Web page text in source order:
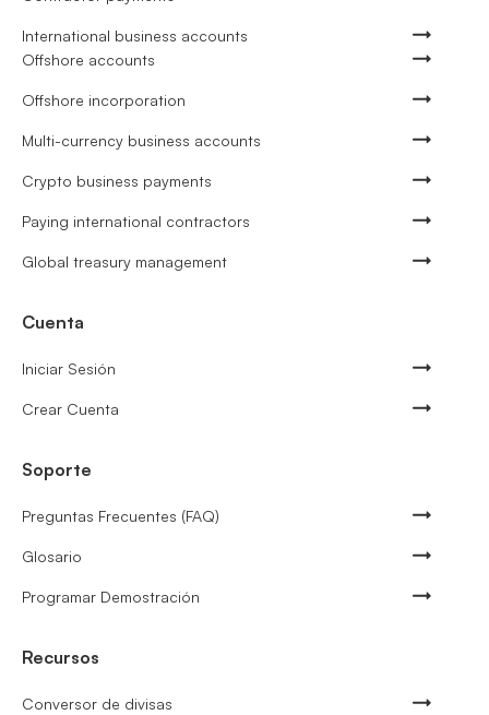
International business accounts
Offshore accounts
Offshore incorporation
Multi-currency business accounts
Crypto business payments
Paying international contractors
Global treasury management
Cuenta
Iniciar Sesión
Crear Cuenta
Soporte
Preguntas Frecuentes (FAQ)
Glosario
Programar Demostración
Recursos
Conversor de divisas